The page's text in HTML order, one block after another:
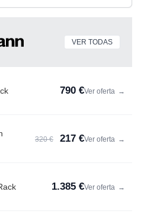
VER TODAS
790 €Ver oferta →
320 € 217 €Ver oferta →
1.385 €Ver oferta →